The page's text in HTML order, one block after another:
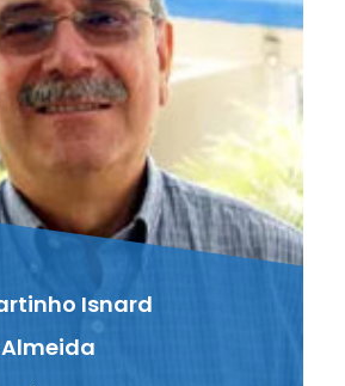
Isnard
Almeida